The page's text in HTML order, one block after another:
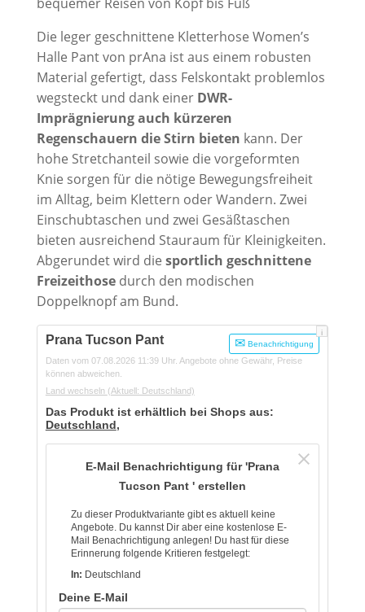
Die leger geschnittene Kletterhose Women’s
Halle Pant von prAna ist aus einem robusten
Material gefertigt, dass Felskontakt problemlos
wegsteckt und dank einer DWR-
Imprägnierung auch kürzeren
Regenschauern die Stirn bieten kann. Der
hohe Stretchanteil sowie die vorgeformten
Knie sorgen für die nötige Bewegungsfreiheit
im Alltag, beim Klettern oder Wandern. Zwei
Einschubtaschen und zwei Gesäßtaschen
bieten ausreichend Stauraum für Kleinigkeiten.
Abgerundet wird die sportlich geschnittene
Freizeithosedurch den modischen
Doppelknopf am Bund.
i
Prana Tucson Pant Benachrichtigung
Daten vom 07.08.2026 11:39 Uhr. Angebote ohne Gewähr, Preise
können abweichen.
Land wechseln (Aktuell: Deutschland)
Das Produkt ist erhältlich bei Shops aus:
Deutschland,
E-Mail Benachrichtigung für 'Prana
Tucson Pant ' erstellen
Zu dieser Produktvariante gibt es aktuell keine
Angebote. Du kannst Dir aber eine kostenlose E-
Mail Benachrichtigung anlegen! Du hast für diese
Erinnerung folgende Kritieren festgelegt:
In: Deutschland
Deine E-Mail